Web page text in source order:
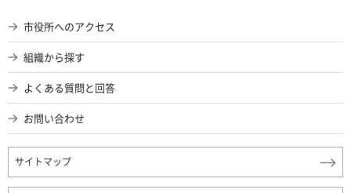
市役所へのアクセス
組織から探す
よくある質問と回答
お問い合わせ
サイトマップ